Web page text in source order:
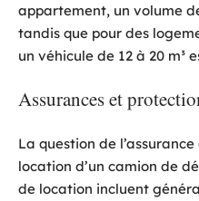
appartement, un volume
tandis que pour des
un véhicule de 12 à 20 m³
Assurances et
La question de
location d’un camion de
de location incluent